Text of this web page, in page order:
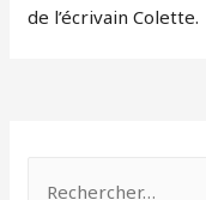
de l’écrivain Colette.